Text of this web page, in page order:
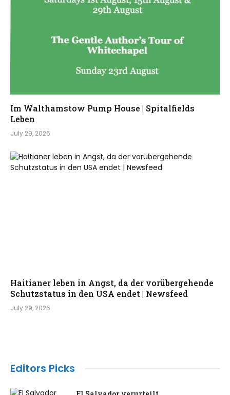
Im Walthamstow Pump House | Spitalfields
Leben
July 29, 2026
Haitianer leben in Angst, da der vorübergehende
Schutzstatus in den USA endet | Newsfeed
July 29, 2026
Editors Picks